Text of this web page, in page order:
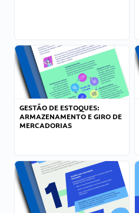
GESTÃO DE ESTOQUES:
ARMAZENAMENTO E GIRO DE
MERCADORIAS